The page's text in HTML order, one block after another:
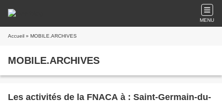
MENU
Accueil » MOBILE.ARCHIVES
MOBILE.ARCHIVES
Les activités de la FNACA à : Saint-Germain-du-